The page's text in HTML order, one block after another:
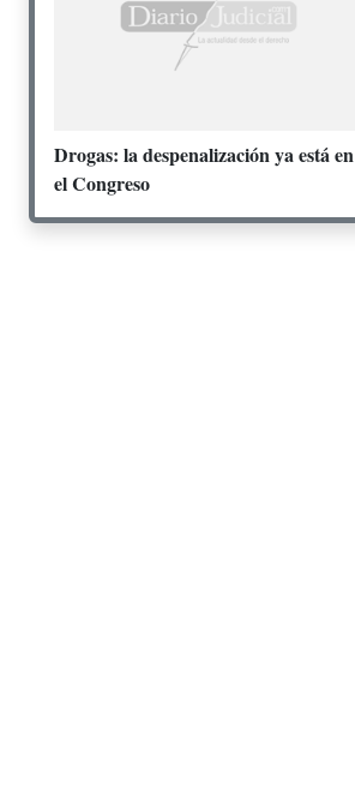
Drogas: la despenalización ya está en
el Congreso